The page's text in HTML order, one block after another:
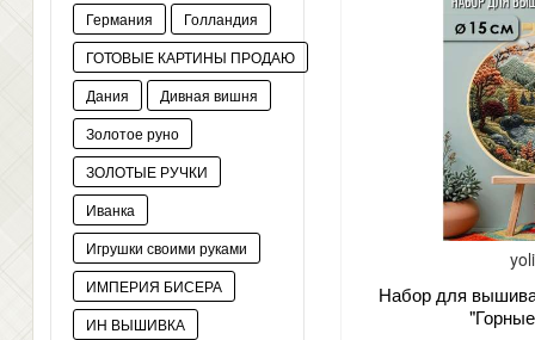
Германия
Голландия
ГОТОВЫЕ КАРТИНЫ ПРОДАЮ
Дания
Дивная вишня
Золотое руно
ЗОЛОТЫЕ РУЧКИ
Иванка
Игрушки своими руками
ИМПЕРИЯ БИСЕРА
ИН ВЫШИВКА
Набор для